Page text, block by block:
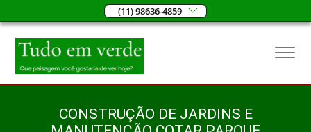
(11) 98636-4859
CONSTRUÇÃO DE JARDINS E